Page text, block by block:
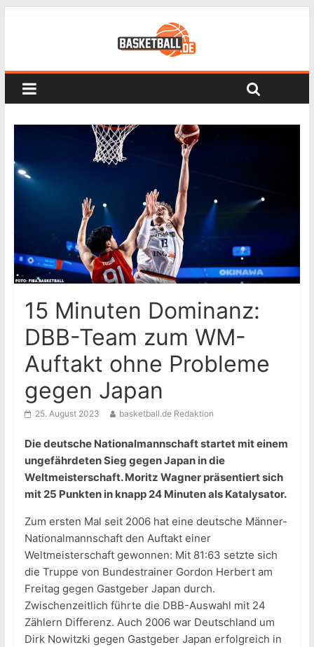
15 Minuten Dominanz:
DBB-Team zum WM-
Auftakt ohne Probleme
gegen Japan
25. August 2023 basketball.de Redaktion
Die deutsche Nationalmannschaft startet mit einem
ungefährdeten Sieg gegen Japan in die
Weltmeisterschaft. Moritz Wagner präsentiert sich
mit 25 Punkten in knapp 24 Minuten als Katalysator.
Zum ersten Mal seit 2006 hat eine deutsche Männer-
Nationalmannschaft den Auftakt einer
Weltmeisterschaft gewonnen: Mit 81:63 setzte sich
die Truppe von Bundestrainer Gordon Herbert am
Freitag gegen Gastgeber Japan durch.
Zwischenzeitlich führte die DBB-Auswahl mit 24
Zählern Differenz. Auch 2006 war Deutschland um
Dirk Nowitzki gegen Gastgeber Japan erfolgreich in